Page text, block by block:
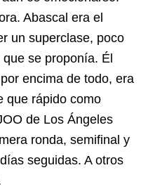
Abascal era el
un superclase, poco
se proponía. Él
encima de todo, era
que rápido como
de Los Ángeles
ronda, semifinal y
seguidas. A otros